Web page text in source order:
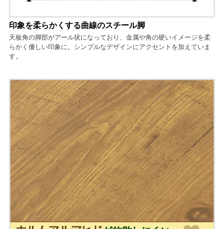
印象を柔らかくする曲線のスチール脚
天板角の脚部がアール状になっており、金属や角の硬いイメージを柔
らかく優しい印象に。シンプルなデザインにアクセントを加えていま
す。